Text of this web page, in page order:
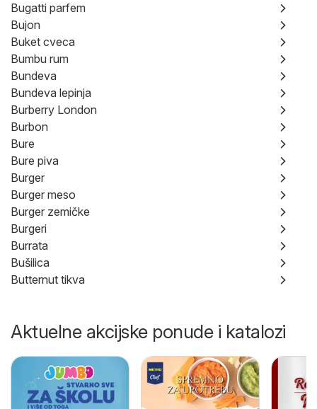
Bugatti parfem
Bujon
Buket cveca
Bumbu rum
Bundeva
Bundeva lepinja
Burberry London
Burbon
Bure
Bure piva
Burger
Burger meso
Burger zemičke
Burgeri
Burrata
Bušilica
Butternut tikva
Aktuelne akcijske ponude i katalozi